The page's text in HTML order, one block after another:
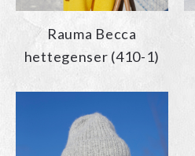
Rauma Becca
hettegenser (410-1)